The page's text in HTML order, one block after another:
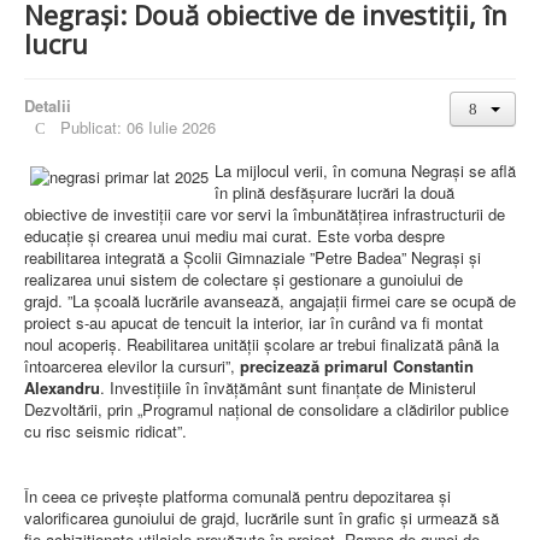
Negrași: Două obiective de investiții, în
lucru
Detalii
Publicat: 06 Iulie 2026
La mijlocul verii, în comuna Negrași se află
în plină desfășurare lucrări la două
obiective de investiții care vor servi la îmbunătățirea infrastructurii de
educație și crearea unui mediu mai curat. Este vorba despre
reabilitarea integrată a Școlii Gimnaziale ”Petre Badea” Negrași și
realizarea unui sistem de colectare și gestionare a gunoiului de
grajd. ”La școală lucrările avansează, angajații firmei care se ocupă de
proiect s-au apucat de tencuit la interior, iar în curând va fi montat
noul acoperiș. Reabilitarea unității școlare ar trebui finalizată până la
întoarcerea elevilor la cursuri”, precizează primarul Constantin
Alexandru. Investițiile în învățământ sunt finanțate de Ministerul
Dezvoltării, prin „Programul național de consolidare a clădirilor publice
cu risc seismic ridicat”.
În ceea ce privește platforma comunală pentru depozitarea și
valorificarea gunoiului de grajd, lucrările sunt în grafic și urmează să